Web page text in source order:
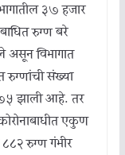
३७ हजार
रुग्ण बरे
असून विभागात
रुग्णांची संख्या
झाली आहे. तर
एकुण
रुग्ण गंभीर